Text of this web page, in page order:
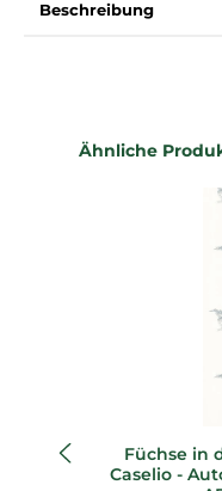
Beschreibung
Produktgalerie
Ähnliche
Füchse in
Caselio -